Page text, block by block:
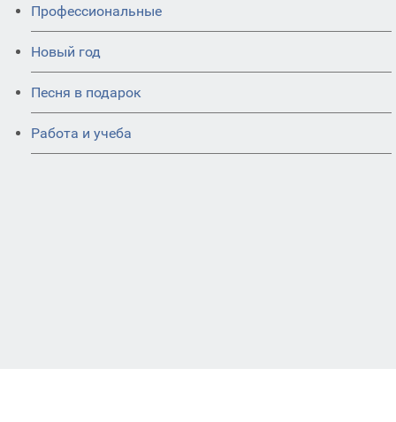
Профессиональные
Новый год
Песня в подарок
Работа и учеба